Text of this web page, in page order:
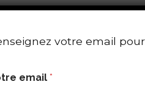
souvent galvaudé mais
comme la
ma course et le
des tubes
l’optique de bien
votre email
email*